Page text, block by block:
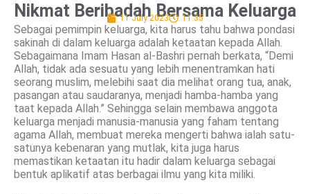
Nikmat Beribadah Bersama Keluarga
11 July 2023 11:35
Sebagai pemimpin keluarga, kita harus tahu bahwa pondasi
sakinah di dalam keluarga adalah ketaatan kepada Allah.
Sebagaimana Imam Hasan al-Bashri pernah berkata, “Demi
Allah, tidak ada sesuatu yang lebih menentramkan hati
seorang muslim, melebihi saat dia melihat orang tua, anak,
pasangan atau saudaranya, menjadi hamba-hamba yang
taat kepada Allah.” Sehingga selain membawa anggota
keluarga menjadi manusia-manusia yang faham tentang
agama Allah, membuat mereka mengerti bahwa ialah satu-
satunya kebenaran yang mutlak, kita juga harus
memastikan ketaatan itu hadir dalam keluarga sebagai
bentuk aplikatif atas berbagai ilmu yang kita miliki.